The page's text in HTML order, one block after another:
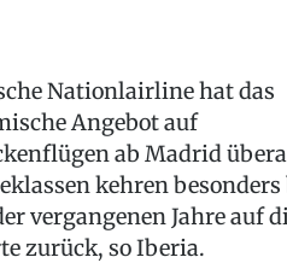
Nationlairline hat das
Angebot auf
ab Madrid
kehren
vergangenen Jahre auf
zurück, so Iberia.